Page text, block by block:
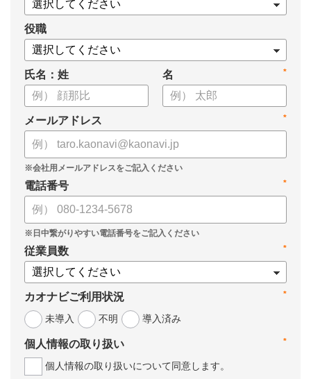
役職
氏名：姓 *
名
*
メールアドレス
*
電話番号
*
従業員数
*
カオナビご利用状況
未導入
不明 導入済み
*
個人情報の取り扱い
個人情報の取り扱いについて同意します。